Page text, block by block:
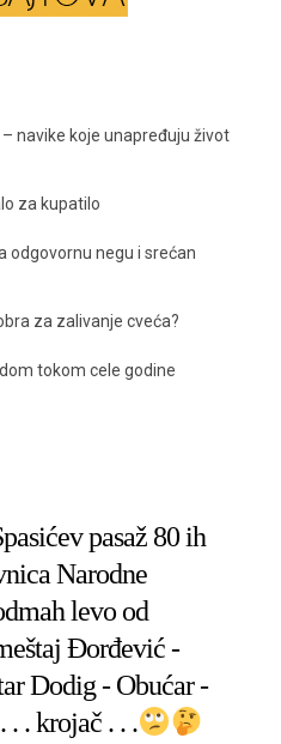
navike koje unapređuju život
za kupatilo
odgovornu negu i srećan
za zalivanje cveća?
tokom cele godine
pasaž 80 ih
Narodne
levo od
Đorđević -
Dodig - Obućar -
. . krojač . . .